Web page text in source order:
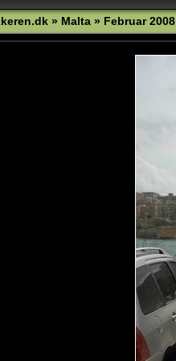
» Malta » Februar 2008